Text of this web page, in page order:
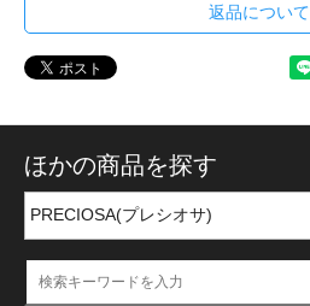
返品について
ほかの商品を探す